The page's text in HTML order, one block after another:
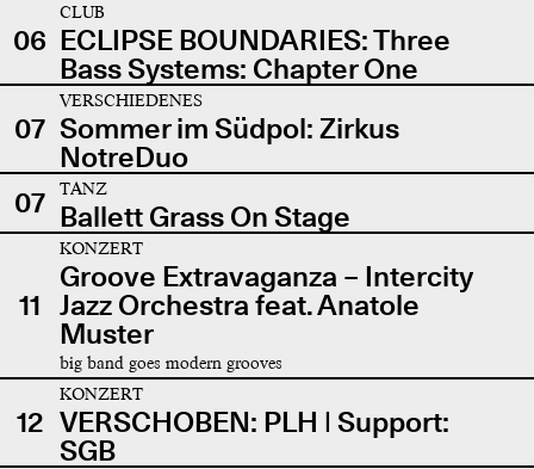
06
CLUB
ECLIPSE BOUNDARIES: Three
Bass Systems: Chapter One
07
VERSCHIEDENES
Sommer im Südpol: Zirkus
NotreDuo
07
TANZ
Ballett Grass On Stage
11
KONZERT
Groove Extravaganza – Intercity
Jazz Orchestra feat. Anatole
Muster
big band goes modern grooves
12
KONZERT
VERSCHOBEN: PLH | Support:
SGB